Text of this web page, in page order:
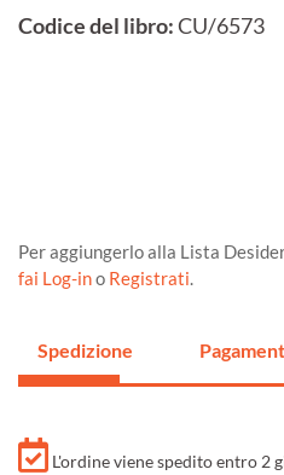
Codice del libro:CU/6573
Per aggiungerlo alla Lista
fai Log-ino Registrati.
Spedizione
L'ordine viene spedito entro 2